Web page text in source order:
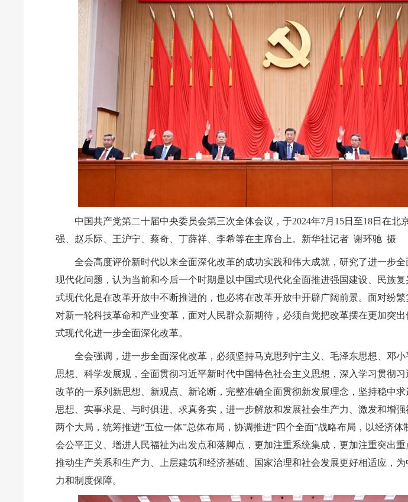
中国共产党第二十届中央委员会第三次全体会议，于2024年7月15日至18日在北
强、赵乐际、王沪宁、蔡奇、丁薛祥、李希等在主席台上。新华社记者 谢环驰 摄
全会高度评价新时代以来全面深化改革的成功实践和伟大成就，研究了进一步
现代化问题，认为当前和今后一个时期是以中国式现代化全面推进强国建设、民族
式现代化是在改革开放中不断推进的，也必将在改革开放中开辟广阔前景。面对纷
对新一轮科技革命和产业变革，面对人民群众新期待，必须自觉把改革摆在更加突
式现代化进一步全面深化改革。
全会强调，进一步全面深化改革，必须坚持马克思列宁主义、毛泽东思想、邓
思想、科学发展观，全面贯彻习近平新时代中国特色社会主义思想，深入学习贯彻
改革的一系列新思想、新观点、新论断，完整准确全面贯彻新发展理念，坚持稳中
思想、实事求是、与时俱进、求真务实，进一步解放和发展社会生产力、激发和增
两个大局，统筹推进“五位一体”总体布局，协调推进“四个全面”战略布局，以经济体
会公平正义、增进人民福祉为出发点和落脚点，更加注重系统集成，更加注重突出重
推动生产关系和生产力、上层建筑和经济基础、国家治理和社会发展更好相适应，
力和制度保障。